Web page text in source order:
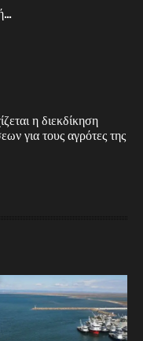
η διεκδίκηση
για τους αγρότες της